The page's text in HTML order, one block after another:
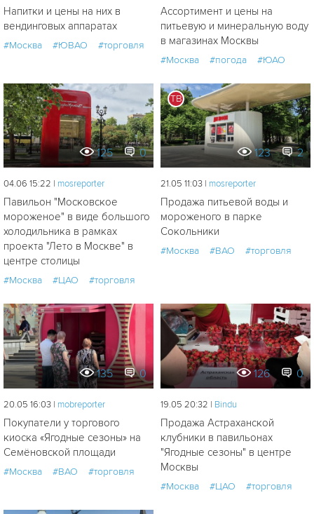
Напитки и цены на них в
вендинговых аппаратах
#Москва #ЮВАО #торговля
Ассортимент и цены на
питьевую и минеральную воду
в магазинах Москвы
#Москва #погода #ЮАО
125 0
04.06 15:22 | mosreporter
Павильон "Московское
мороженое" в виде большого
холодильника в рамках
проекта "Лето в Москве" в
центре столицы
#Москва #ЦАО #торговля
ТВ
123 2
21.05 11:03 | mosreporter
Продажа питьевой воды и
мороженого в парке
Сокольники
#Москва #ВАО #торговля
135 0
20.05 16:03 | mobreporter
Покупатели у торгового
киоска «Ягодные сезоны» на
Семёновской площади
#Москва #ВАО #торговля
126 0
19.05 20:32 | Bindu
Продажа Астраханской
клубники в павильонах
"Ягодные сезоны" в центре
Москвы
#Москва #ЦАО #торговля